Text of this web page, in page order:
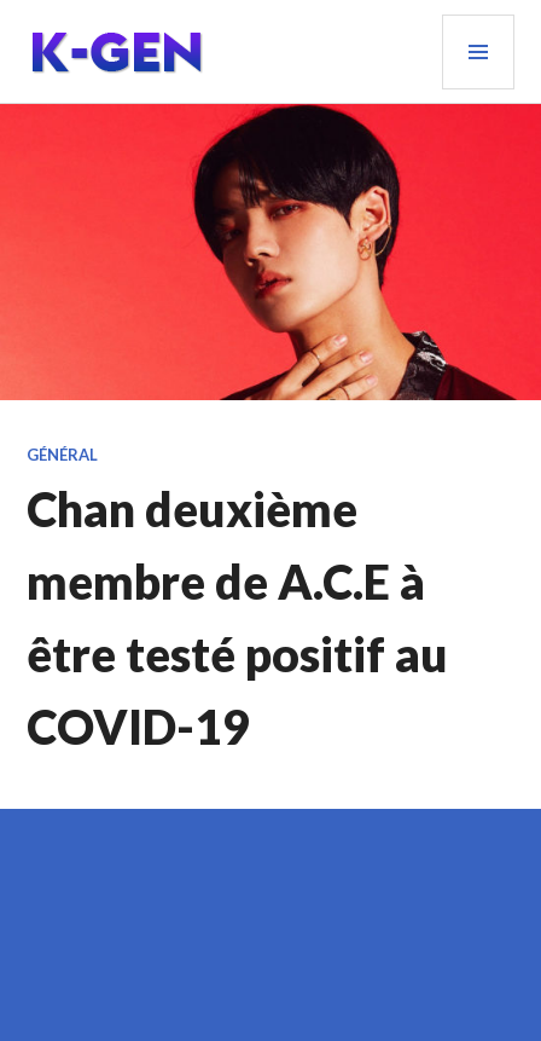
contenu
principal
K-GEN
GÉNÉRAL
Chan deuxième
membre de A.C.E à
être testé positif au
COVID-19